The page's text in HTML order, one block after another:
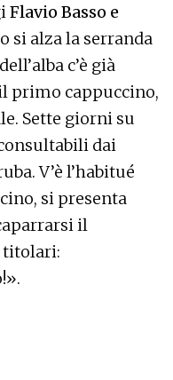
Flavio Basso e
si alza la serranda
c’è già
primo cappuccino,
Sette giorni su
dai
V’è l’habitué
si presenta
il
titolari: